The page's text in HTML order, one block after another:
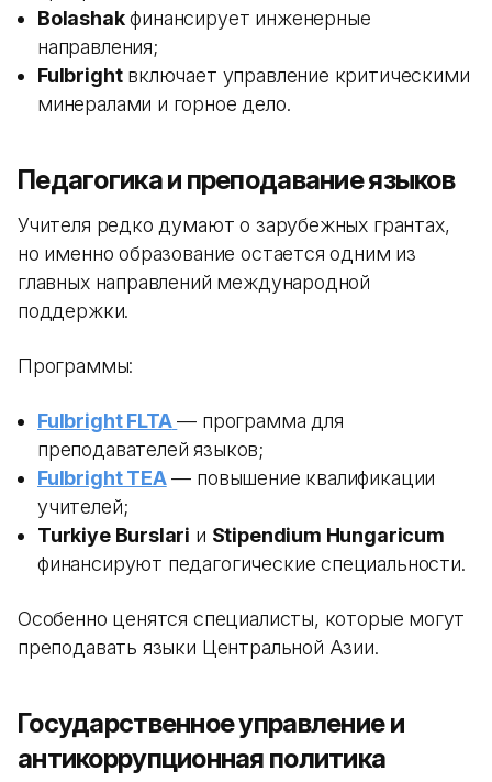
Bolashakфинансирует инженерные
направления;
Fulbrightвключает управление критическими
минералами и горное дело.
Педагогика и преподавание языков
Учителя редко думают о зарубежных грантах,
но именно образование остается одним из
главных направлений международной
поддержки.
Программы:
Fulbright FLTA — программа для
преподавателей языков;
Fulbright TEA— повышение квалификации
учителей;
Turkiye Burslari и Stipendium Hungaricum
финансируют педагогические специальности.
Особенно ценятся специалисты, которые могут
преподавать языки Центральной Азии.
Государственное управление и
антикоррупционная политика